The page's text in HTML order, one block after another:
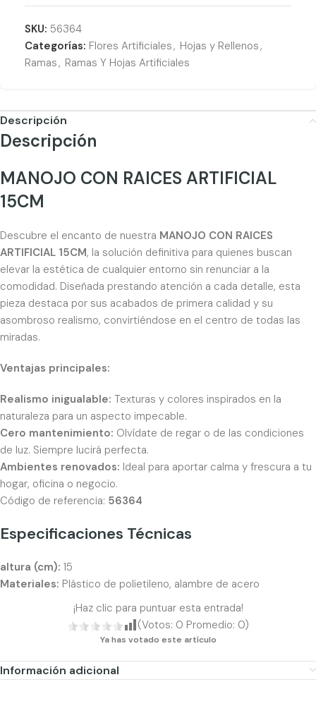
SKU: 56364
Categorías: Flores Artificiales, Hojas y Rellenos,
Ramas, Ramas Y Hojas Artificiales
Descripción
Descripción
MANOJO CON RAICES ARTIFICIAL
15CM
Descubre el encanto de nuestra MANOJO CON RAICES
ARTIFICIAL 15CM, la solución definitiva para quienes buscan
elevar la estética de cualquier entorno sin renunciar a la
comodidad. Diseñada prestando atención a cada detalle, esta
pieza destaca por sus acabados de primera calidad y su
asombroso realismo, convirtiéndose en el centro de todas las
miradas.
Ventajas principales:
Realismo inigualable: Texturas y colores inspirados en la
naturaleza para un aspecto impecable.
Cero mantenimiento: Olvídate de regar o de las condiciones
de luz. Siempre lucirá perfecta.
Ambientes renovados: Ideal para aportar calma y frescura a tu
hogar, oficina o negocio.
Código de referencia: 56364
Especificaciones Técnicas
altura (cm): 15
Materiales: Plástico de polietileno, alambre de acero
¡Haz clic para puntuar esta entrada!
(Votos: 0 Promedio: 0)
Ya has votado este artículo
Información adicional